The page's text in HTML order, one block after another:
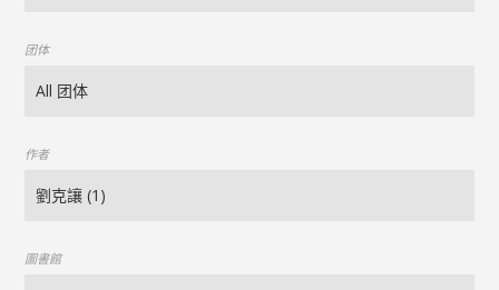
团体
作者
圖書館